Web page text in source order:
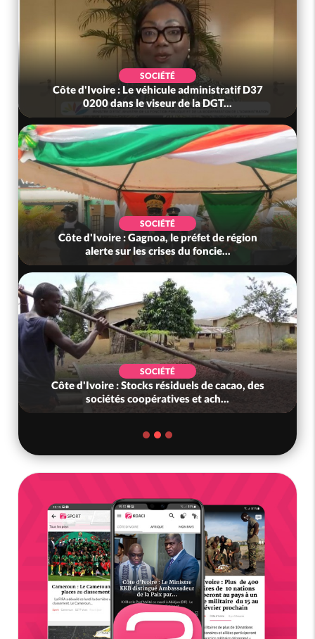
SOCIÉTÉ
Côte d'Ivoire : Le véhicule administratif D37
0200 dans le viseur de la DGT...
SOCIÉTÉ
Côte d'Ivoire : Gagnoa, le préfet de région
alerte sur les crises du foncie...
SOCIÉTÉ
Côte d'Ivoire : Stocks résiduels de cacao, des
sociétés coopératives et ach...